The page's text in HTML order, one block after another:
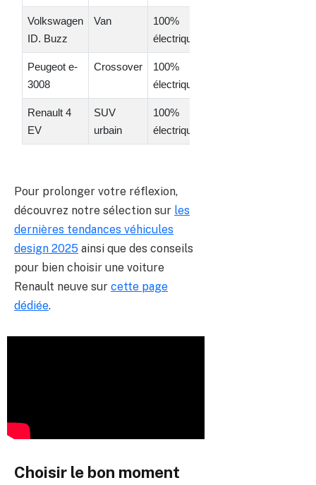
Volkswagen
ID. Buzz
Van
100%
électrique
Peugeot e-
3008
Crossover
100%
électrique
Renault 4
EV
SUV
urbain
100%
électrique
Pour prolonger votre réflexion,
découvrez notre sélection sur les
dernières tendances véhicules
design 2025 ainsi que des conseils
pour bien choisir une voiture
Renault neuve sur cette page
dédiée.
Choisir le bon moment